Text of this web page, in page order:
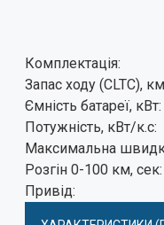
Комплектація:
Запас ходу (CLTC),
Ємність батареї, кВт:
Потужність, кВт/к.с:
Максимальна
Розгін 0-100 км, сек:
Привід: